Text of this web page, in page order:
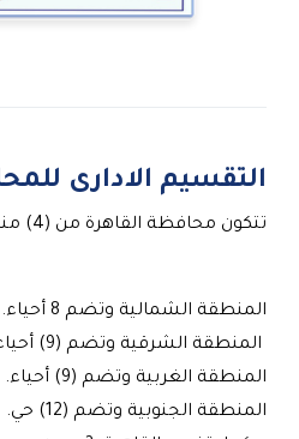
التقسيم الادارى
تتكون محافظة القاهرة من (4) مناطق بإجمالي (38) حي:
المنطقة الشمالية وتضم 8 أحياء.
المنطقة الشرقية وتضم (9) أحياء.
المنطقة الغربية وتضم (9) أحياء.
المنطقة الجنوبية وتضم (12) حي.